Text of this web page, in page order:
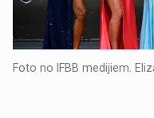
Foto no IFBB medijiem.